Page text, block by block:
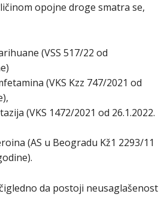
opojne droge smatra se,
(VSS 517/22 od
(VKS Kzz 747/2021 od
(VKS 1472/2021 od 26.1.2022.
(AS u Beogradu Kž1 2293/11
da postoji neusaglašenost